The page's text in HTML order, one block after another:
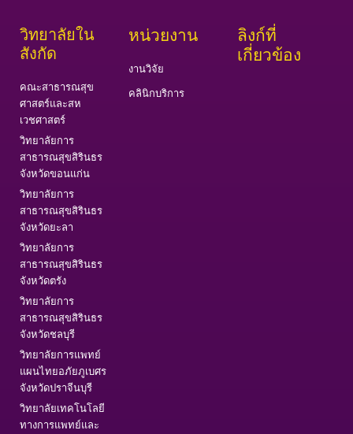
วิทยาลัยใน
สังกัด
คณะสาธารณสุข
ศาสตร์และสห
เวชศาสตร์
วิทยาลัยการ
สาธารณสุขสิรินธร
จังหวัดขอนแก่น
วิทยาลัยการ
สาธารณสุขสิรินธร
จังหวัดยะลา
วิทยาลัยการ
สาธารณสุขสิรินธร
จังหวัดตรัง
วิทยาลัยการ
สาธารณสุขสิรินธร
จังหวัดชลบุรี
วิทยาลัยการแพทย์
แผนไทยอภัยภูเบศร
จังหวัดปราจีนบุรี
วิทยาลัยเทคโนโลยี
ทางการแพทย์และ
หน่วยงาน
งานวิจัย
คลินิกบริการ
ลิงก์ที่
เกี่ยวข้อง